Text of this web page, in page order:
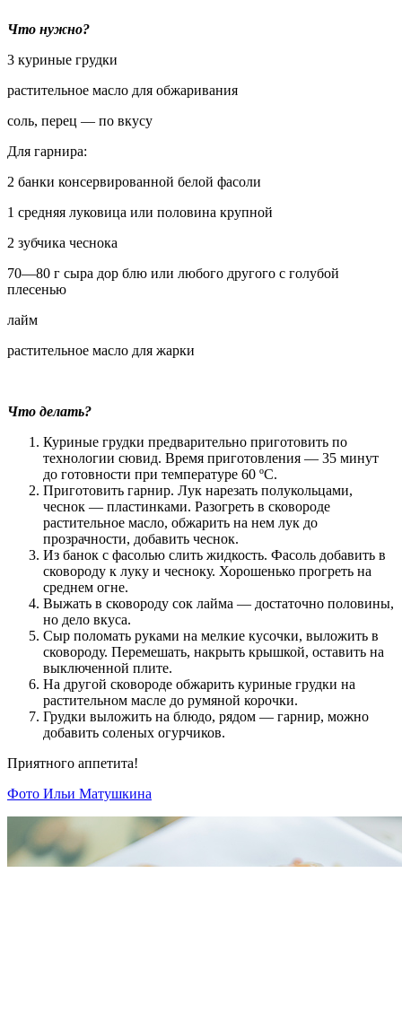
Что нужно?
3 куриные грудки
растительное масло для обжаривания
соль, перец — по вкусу
Для гарнира:
2 банки консервированной белой фасоли
1 средняя луковица или половина крупной
2 зубчика чеснока
70—80 г сыра дор блю или любого другого с голубой
плесенью
лайм
растительное масло для жарки
Что делать?
Куриные грудки предварительно приготовить по
технологии сювид. Время приготовления — 35 минут
до готовности при температуре 60 ºС.
Приготовить гарнир. Лук нарезать полукольцами,
чеснок — пластинками. Разогреть в сковороде
растительное масло, обжарить на нем лук до
прозрачности, добавить чеснок.
Из банок с фасолью слить жидкость. Фасоль добавить в
сковороду к луку и чесноку. Хорошенько прогреть на
среднем огне.
Выжать в сковороду сок лайма — достаточно половины,
но дело вкуса.
Сыр поломать руками на мелкие кусочки, выложить в
сковороду. Перемешать, накрыть крышкой, оставить на
выключенной плите.
На другой сковороде обжарить куриные грудки на
растительном масле до румяной корочки.
Грудки выложить на блюдо, рядом — гарнир, можно
добавить соленых огурчиков.
Приятного аппетита!
Фото Ильи Матушкина